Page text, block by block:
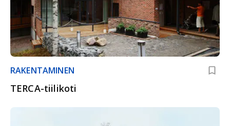
RAKENTAMINEN
TERCA-tiilikoti